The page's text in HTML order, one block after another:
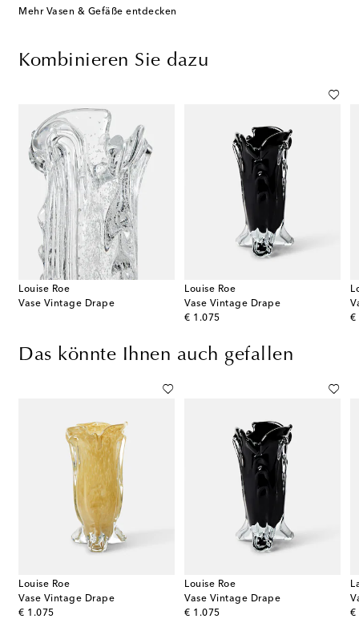
Mehr Vasen & Gefäße entdecken
Kombinieren Sie dazu
Louise Roe
Vase Vintage Drape
Louise Roe
Vase Vintage Drape
€ 1.075
original price
€
Das könnte Ihnen auch gefallen
Louise Roe
Vase Vintage Drape
€ 1.075
original price
Louise Roe
Vase Vintage Drape
€ 1.075
original price
€